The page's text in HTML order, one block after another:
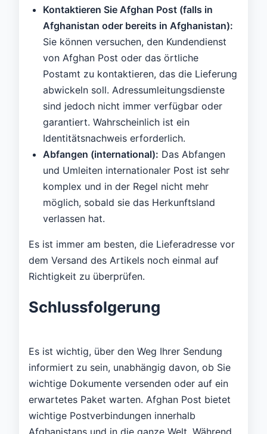
Kontaktieren Sie Afghan Post (falls in
Afghanistan oder bereits in Afghanistan):
Sie können versuchen, den Kundendienst
von Afghan Post oder das örtliche
Postamt zu kontaktieren, das die Lieferung
abwickeln soll. Adressumleitungsdienste
sind jedoch nicht immer verfügbar oder
garantiert. Wahrscheinlich ist ein
Identitätsnachweis erforderlich.
Abfangen (international): Das Abfangen
und Umleiten internationaler Post ist sehr
komplex und in der Regel nicht mehr
möglich, sobald sie das Herkunftsland
verlassen hat.
Es ist immer am besten, die Lieferadresse vor
dem Versand des Artikels noch einmal auf
Richtigkeit zu überprüfen.
Schlussfolgerung
Es ist wichtig, über den Weg Ihrer Sendung
informiert zu sein, unabhängig davon, ob Sie
wichtige Dokumente versenden oder auf ein
erwartetes Paket warten. Afghan Post bietet
wichtige Postverbindungen innerhalb
Afghanistans und in die ganze Welt. Während